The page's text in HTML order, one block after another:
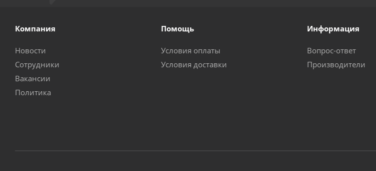
Компания
Новости
Сотрудники
Вакансии
Политика
Помощь
Условия оплаты
Условия доставки
Информация
Вопрос-ответ
Производители